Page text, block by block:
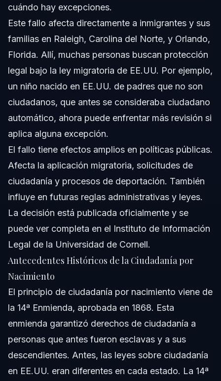
cuándo hay excepciones.
Este fallo afecta directamente a inmigrantes y sus
familias en Raleigh, Carolina del Norte, y Orlando,
Florida. Allí, muchas personas buscan protección
legal bajo la ley migratoria de EE.UU. Por ejemplo,
un niño nacido en EE.UU. de padres que no son
ciudadanos, que antes se consideraba ciudadano
automático, ahora puede enfrentar más revisión si
aplica alguna excepción.
El fallo tiene efectos amplios en políticas públicas.
Afecta la aplicación migratoria, solicitudes de
ciudadanía y procesos de deportación. También
influye en futuras reglas administrativas y leyes.
La decisión está publicada oficialmente y se
puede ver completa en el Instituto de Información
Legal de la Universidad de Cornell.
Antecedentes Históricos de la Ciudadanía por
Nacimiento
El principio de ciudadanía por nacimiento viene de
la 14ª Enmienda, aprobada en 1868. Esta
enmienda garantizó derechos de ciudadanía a
personas que antes fueron esclavas y a sus
descendientes. Antes, las leyes sobre ciudadanía
en EE.UU. eran diferentes en cada estado. La 14ª